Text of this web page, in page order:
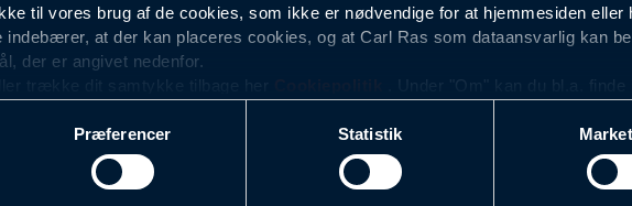
til vores brug af de cookies, som ikke er nødvendige for at hjemmesiden eller
indebærer, at der kan placeres cookies, og at Carl Ras som dataansvarlig kan
der er angivet nedenfor.
trække dit samtykke tilbage her
. Under "Om" kan du bl.a. finde
med det formål at optimere design, brugervenlighed og effektiviteten af
analyser af, hvilke oplysninger der er mest populære, og som derfor skal være
Præferencer Statistik